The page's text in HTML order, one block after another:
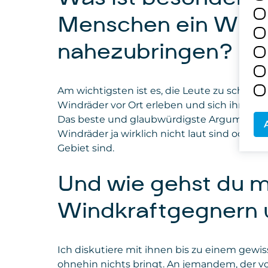
Menschen ein
nahezubringen?
Am wichtigsten ist es, die Leute zu schon
Windräder vor Ort erleben und sich ihre
Das beste und glaubwürdigste Argument
Windräder ja wirklich nicht laut sind oder
Gebiet sind.
Und wie gehst du
Windkraftgegnern
Ich diskutiere mit ihnen bis zu einem
ohnehin nichts bringt. An jemandem, der